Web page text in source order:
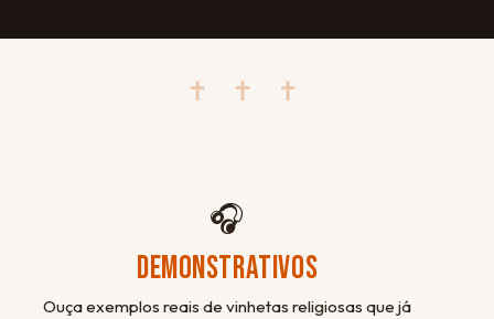
✝ ✝ ✝
🎧
DEMONSTRATIVOS
Ouça exemplos reais de vinhetas religiosas que já